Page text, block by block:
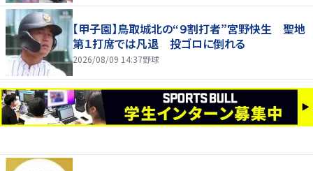
【甲子園】鳥取城北の“９割打者”宮野快生 聖地
第１打席では凡退 投ゴロに倒れる
2026/08/09 14:37野球